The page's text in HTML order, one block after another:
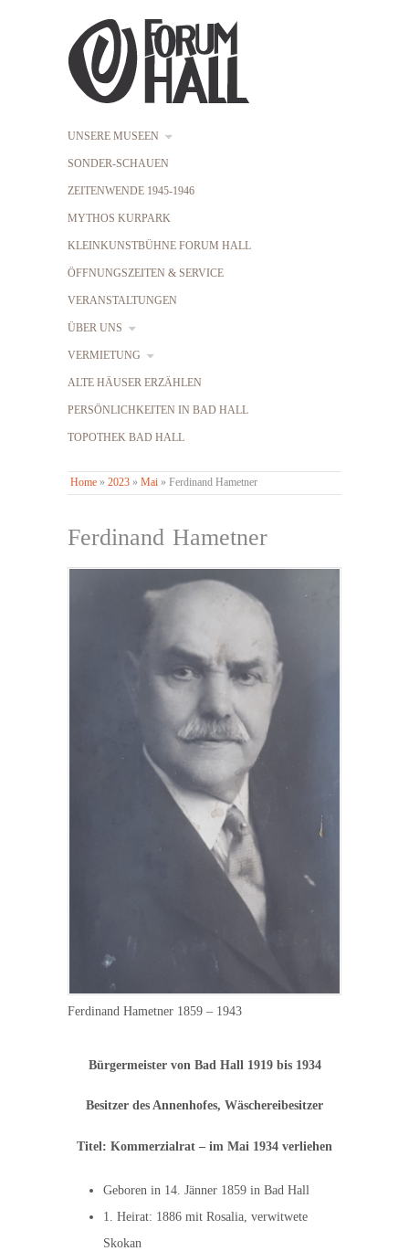
UNSERE MUSEEN
SONDER-SCHAUEN
ZEITENWENDE 1945-1946
MYTHOS KURPARK
KLEINKUNSTBÜHNE FORUM HALL
ÖFFNUNGSZEITEN & SERVICE
VERANSTALTUNGEN
ÜBER UNS
VERMIETUNG
ALTE HÄUSER ERZÄHLEN
PERSÖNLICHKEITEN IN BAD HALL
TOPOTHEK BAD HALL
Home » 2023 » Mai » Ferdinand Hametner
Ferdinand Hametner
Ferdinand Hametner 1859 – 1943
Bürgermeister von Bad Hall 1919 bis 1934
Besitzer des Annenhofes, Wäschereibesitzer
Titel: Kommerzialrat – im Mai 1934 verliehen
Geboren in 14. Jänner 1859 in Bad Hall
1. Heirat: 1886 mit Rosalia, verwitwete
Skokan